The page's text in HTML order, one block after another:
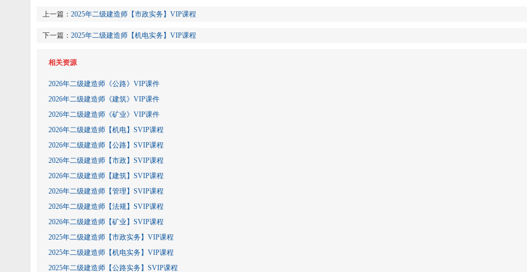
上一篇： 2025年二级建造师【市政实务】VIP课程
下一篇： 2025年二级建造师【机电实务】VIP课程
相关资源
2026年二级建造师《公路》VIP课件
2026年二级建造师《建筑》VIP课件
2026年二级建造师《矿业》VIP课件
2026年二级建造师【机电】SVIP课程
2026年二级建造师【公路】SVIP课程
2026年二级建造师【市政】SVIP课程
2026年二级建造师【建筑】SVIP课程
2026年二级建造师【管理】SVIP课程
2026年二级建造师【法规】SVIP课程
2026年二级建造师【矿业】SVIP课程
2025年二级建造师【市政实务】VIP课程
2025年二级建造师【机电实务】VIP课程
2025年二级建造师【公路实务】SVIP课程